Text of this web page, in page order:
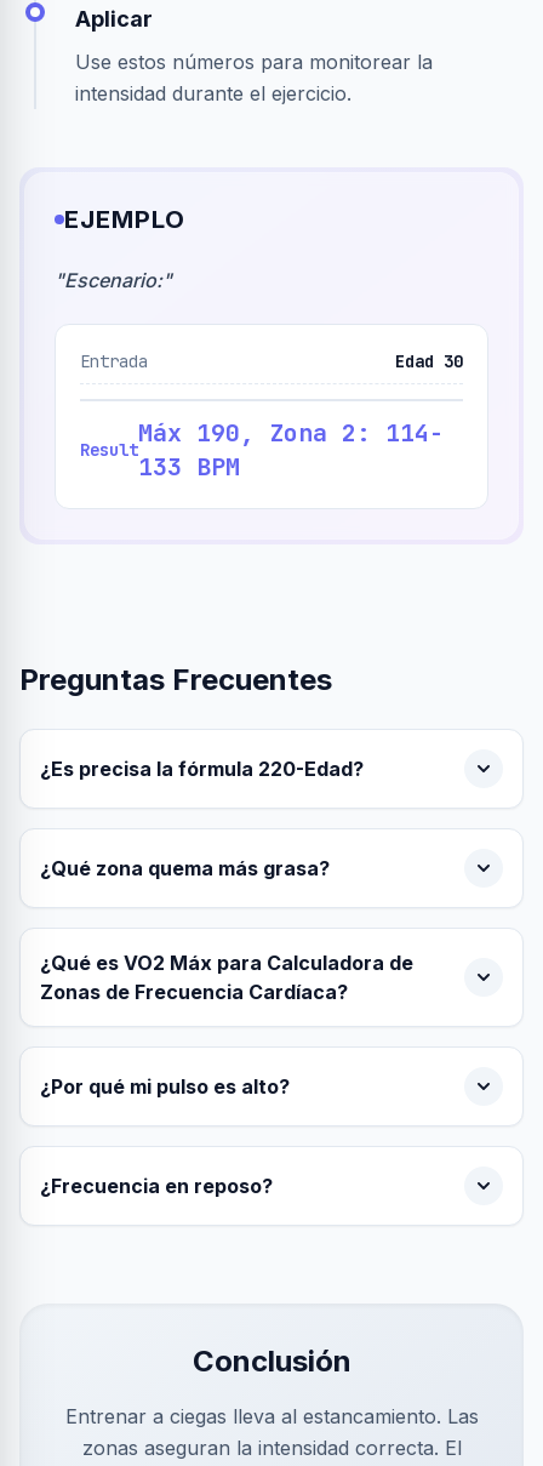
Aplicar
Use estos números para monitorear la
intensidad durante el ejercicio.
EJEMPLO
"Escenario:"
Entrada Edad 30
Result
Máx 190, Zona 2: 114-
133 BPM
Preguntas Frecuentes
¿Es precisa la fórmula 220-Edad?
¿Qué zona quema más grasa?
¿Qué es VO2 Máx para Calculadora de
Zonas de Frecuencia Cardíaca?
¿Por qué mi pulso es alto?
¿Frecuencia en reposo?
Conclusión
Entrenar a ciegas lleva al estancamiento. Las
zonas aseguran la intensidad correcta. El